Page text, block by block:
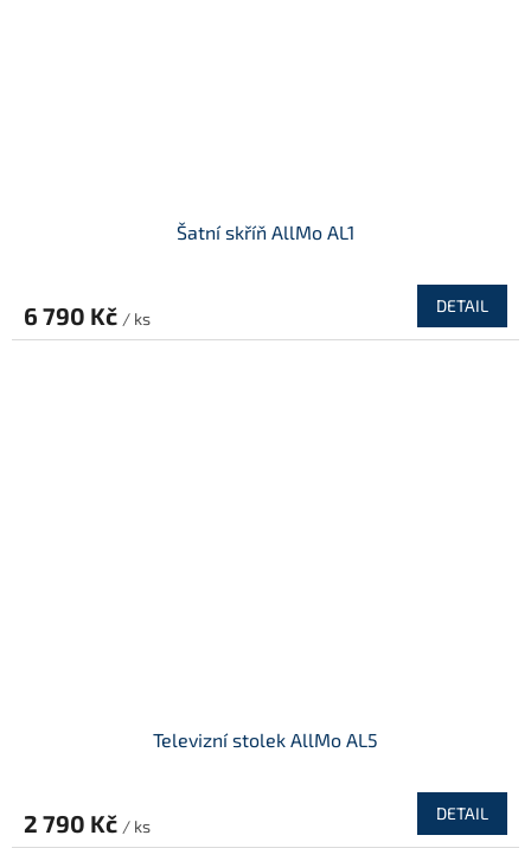
Šatní skříň AllMo AL1
6 790 Kč / ks
DETAIL
Televizní stolek AllMo AL5
2 790 Kč / ks
DETAIL